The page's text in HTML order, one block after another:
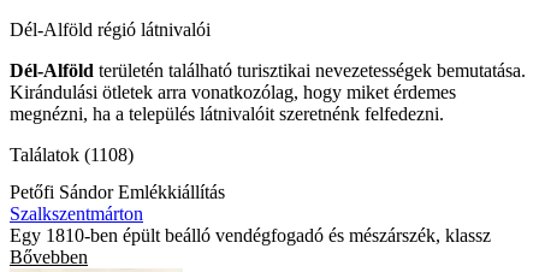
Dél-Alföld régió látnivalói
Dél-Alföld területén található turisztikai nevezetességek bemutatása.
Kirándulási ötletek arra vonatkozólag, hogy miket érdemes
megnézni, ha a település látnivalóit szeretnénk felfedezni.
Találatok (1108)
Petőfi Sándor Emlékkiállítás
Szalkszentmárton
Egy 1810-ben épült beálló vendégfogadó és mészárszék, klassz
Bővebben